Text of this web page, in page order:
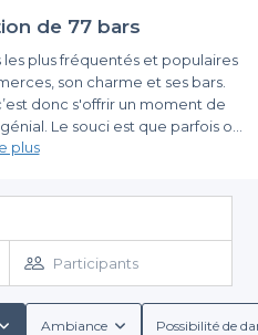
de 77 bars
les plus fréquentés et populaires
son charme et ses bars.
donc s'offrir un moment de
Le souci est que parfois on
pour pouvoir y passer une
profiter du soleil deux ou trois
de bars présents dans le Marais,
chercher à pied un bar aux prix
sélection des meilleurs bars
Réservez vos tables et profitez de l'happy
avec vos amis et collègues
plus
Participants
Ambiance Possibilité de